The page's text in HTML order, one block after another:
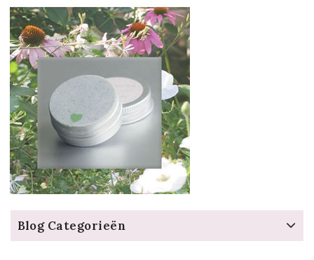
Blog Categorieën